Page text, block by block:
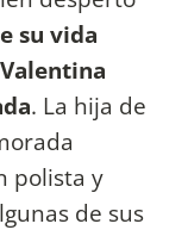
su vida
Valentina
. La hija de
polista y
de sus